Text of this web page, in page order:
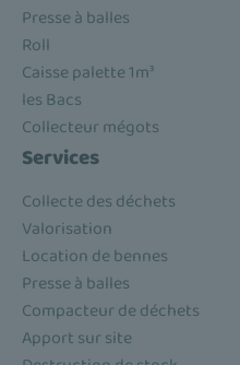
Presse à balles
Roll
Caisse palette 1m³
les Bacs
Collecteur mégots
Services
Collecte des déchets
Valorisation
Location de bennes
Presse à balles
Compacteur de déchets
Apport sur site